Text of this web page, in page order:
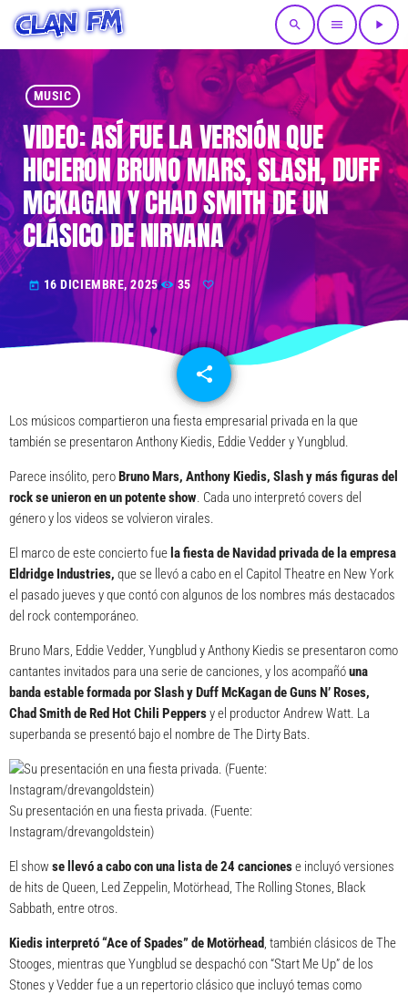
search menu play_arrow
MUSIC
VIDEO: ASÍ FUE LA VERSIÓN QUE
HICIERON BRUNO MARS, SLASH, DUFF
MCKAGAN Y CHAD SMITH DE UN
CLÁSICO DE NIRVANA
today 16 DICIEMBRE, 2025 35
share
email
Los músicos compartieron una fiesta empresarial privada en la que
también se presentaron Anthony Kiedis, Eddie Vedder y Yungblud.
Parece insólito, pero Bruno Mars, Anthony Kiedis, Slash y más figuras del
rock se unieron en un potente show. Cada uno interpretó covers del
género y los videos se volvieron virales.
El marco de este concierto fue la fiesta de Navidad privada de la empresa
Eldridge Industries, que se llevó a cabo en el Capitol Theatre en New York
el pasado jueves y que contó con algunos de los nombres más destacados
del rock contemporáneo.
Bruno Mars, Eddie Vedder, Yungblud y Anthony Kiedis se presentaron como
cantantes invitados para una serie de canciones, y los acompañóuna
banda estable formada por Slash y Duff McKagan de Guns N’ Roses,
Chad Smith de Red Hot Chili Peppersy el productor Andrew Watt. La
superbanda se presentó bajo el nombre de The Dirty Bats.
Su presentación en una fiesta privada. (Fuente:
Instagram/drevangoldstein)
El showse llevó a cabo con una lista de 24 cancionese incluyó versiones
de hits de Queen, Led Zeppelin, Motörhead, The Rolling Stones, Black
Sabbath, entre otros.
Kiedis interpretó “Ace of Spades” de Motörhead, también clásicos de The
Stooges, mientras que Yungblud se despachó con “Start Me Up” de los
Stones y Vedder fue a un repertorio clásico que incluyó temas como